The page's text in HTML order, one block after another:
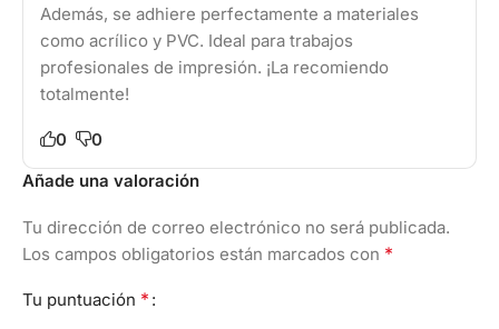
Además, se adhiere perfectamente a materiales
como acrílico y PVC. Ideal para trabajos
profesionales de impresión. ¡La recomiendo
totalmente!
0
0
Añade una valoración
Tu dirección de correo electrónico no será publicada.
Los campos obligatorios están marcados con *
Tu puntuación *